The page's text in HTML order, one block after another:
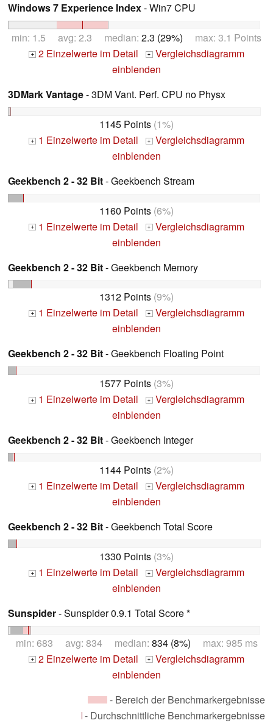
Windows 7 Experience Index- Win7 CPU
min: 1.5 avg: 2.3 median: 2.3 (29%) max: 3.1 Points
+ 2 Einzelwerte im Detail + Vergleichsdiagramm
einblenden
3DMark Vantage- 3DM Vant. Perf. CPU no Physx
1145 Points (1%)
+ 1 Einzelwerte im Detail + Vergleichsdiagramm
einblenden
Geekbench 2 - 32 Bit- Geekbench Stream
1160 Points (6%)
+ 1 Einzelwerte im Detail + Vergleichsdiagramm
einblenden
Geekbench 2 - 32 Bit- Geekbench Memory
1312 Points (9%)
+ 1 Einzelwerte im Detail + Vergleichsdiagramm
einblenden
Geekbench 2 - 32 Bit- Geekbench Floating Point
1577 Points (3%)
+ 1 Einzelwerte im Detail + Vergleichsdiagramm
einblenden
Geekbench 2 - 32 Bit- Geekbench Integer
1144 Points (2%)
+ 1 Einzelwerte im Detail + Vergleichsdiagramm
einblenden
Geekbench 2 - 32 Bit- Geekbench Total Score
1330 Points (3%)
+ 1 Einzelwerte im Detail + Vergleichsdiagramm
einblenden
Sunspider- Sunspider 0.9.1 Total Score *
min: 683 avg: 834 median: 834 (8%) max: 985 ms
+ 2 Einzelwerte im Detail + Vergleichsdiagramm
einblenden
- Bereich der Benchmarkergebnisse
- Durchschnittliche Benchmarkergebnisse